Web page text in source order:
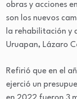
obras y acciones
son los nuevos
la rehabilitación y
Uruapan, Lázaro
Refirió que en el
ejerció un